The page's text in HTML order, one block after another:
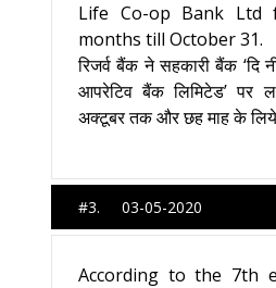
Life Co-op Bank Ltd
months till October 31.
रिजर्व बैंक ने सहकारी बैंक
आपरेटिव बैंक लिमिटेड’ पर
अक्टूबर तक और छह माह के लिये
#3. 03-05-2020
According to the 7th